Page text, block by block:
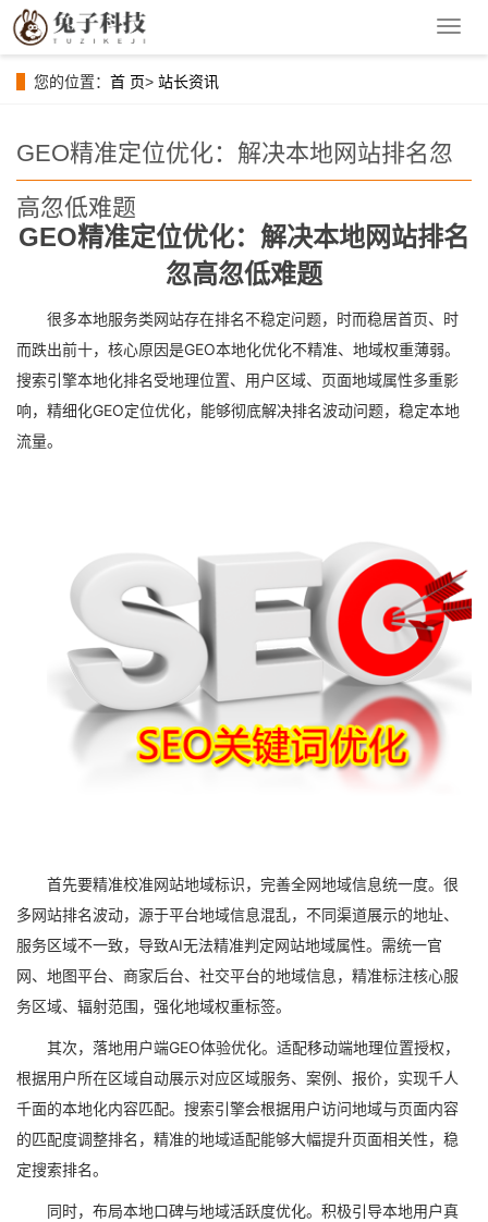
导
您的位置： 首 页> 站长资讯
GEO精准定位优化：解决本地网站排名忽
高忽低难题
GEO精准定位优化：解决本地网站排名
忽高忽低难题
很多本地服务类网站存在排名不稳定问题，时而稳居首页、时
而跌出前十，核心原因是GEO本地化优化不精准、地域权重薄弱。
搜索引擎本地化排名受地理位置、用户区域、页面地域属性多重影
响，精细化GEO定位优化，能够彻底解决排名波动问题，稳定本地
流量。
首先要精准校准网站地域标识，完善全网地域信息统一度。很
多网站排名波动，源于平台地域信息混乱，不同渠道展示的地址、
服务区域不一致，导致AI无法精准判定网站地域属性。需统一官
网、地图平台、商家后台、社交平台的地域信息，精准标注核心服
务区域、辐射范围，强化地域权重标签。
其次，落地用户端GEO体验优化。适配移动端地理位置授权，
根据用户所在区域自动展示对应区域服务、案例、报价，实现千人
千面的本地化内容匹配。搜索引擎会根据用户访问地域与页面内容
的匹配度调整排名，精准的地域适配能够大幅提升页面相关性，稳
定搜索排名。
同时，布局本地口碑与地域活跃度优化。积极引导本地用户真